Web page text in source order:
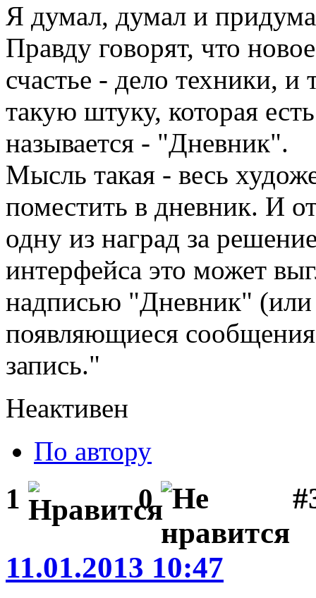
Я думал, думал и
Правду говорят, что
счастье - дело техники,
такую штуку, которая
называется - "Дневник".
Мысль такая - весь
поместить в дневник. И
одну из наград за
интерфейса это может
надписью "Дневник"
появляющиеся
запись."
Неактивен
По автору
1 0
11.01.2013 10:47